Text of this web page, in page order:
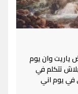
ياريت وان يوم
تتكلم في
في يوم اني